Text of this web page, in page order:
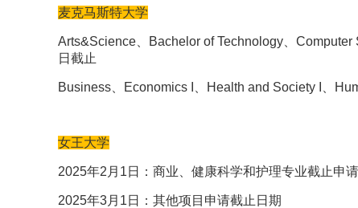
麦克马斯特大学
Arts&Science、Bachelor of Technology、
日截止
Business、Economics I、Health and Society I、
女王大学
2025年2月1日：商业、健康科学和护理专业截止申请
2025年3月1日：其他项目申请截止日期